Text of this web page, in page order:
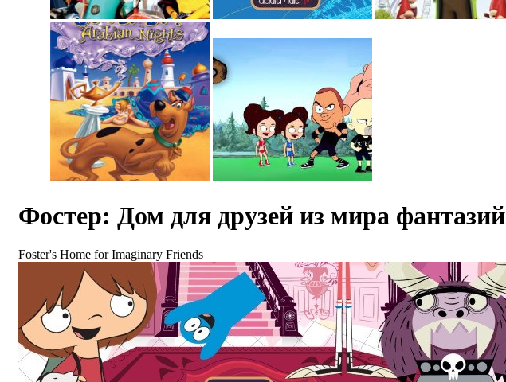
Фостер: Дом для друзей из мира фантазий
Foster's Home for Imaginary Friends